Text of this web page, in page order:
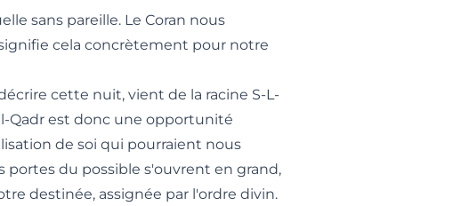
sans pareille. Le Coran nous
cela concrètement pour notre
cette nuit, vient de la racine S-L-
Qadr est donc une opportunité
de soi qui pourraient nous
du possible s'ouvrent en grand,
destinée, assignée par l'ordre divin.